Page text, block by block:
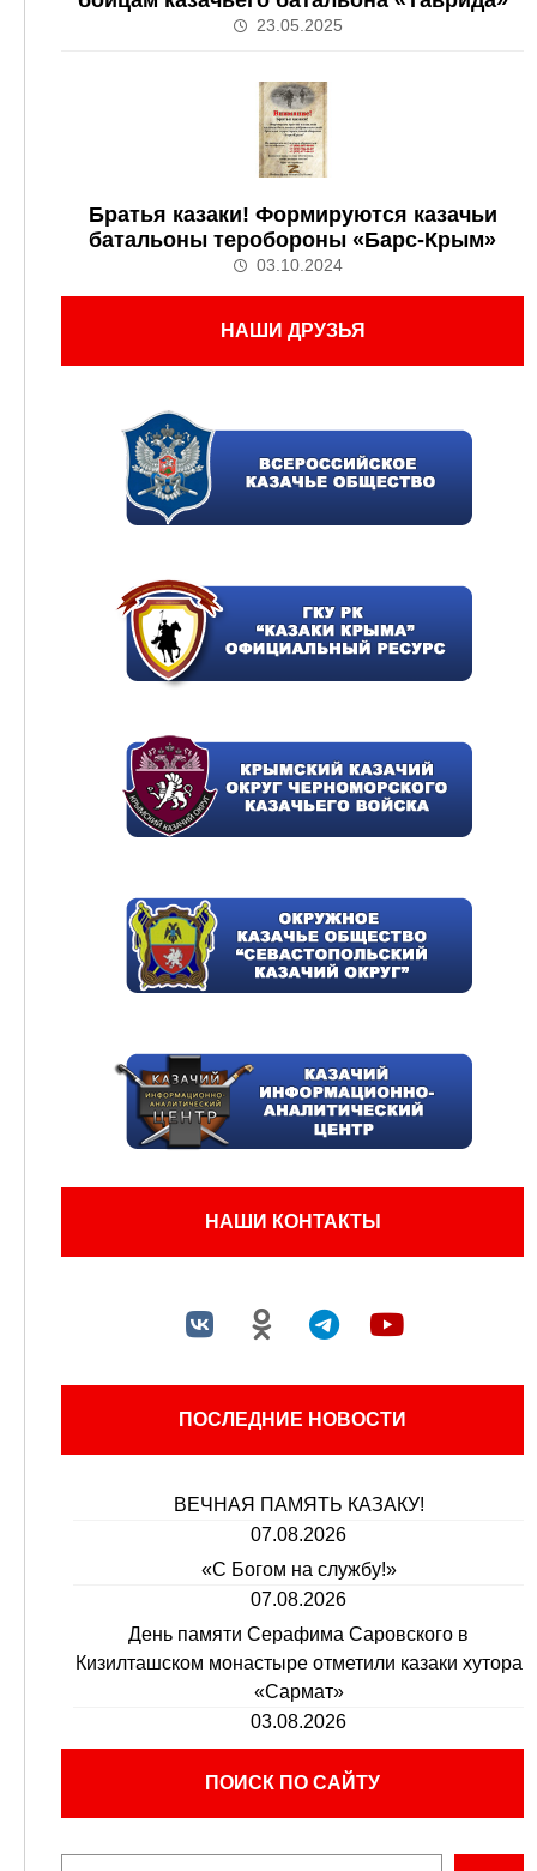
23.05.2025
Братья казаки! Формируются казачьи
батальоны теробороны «Барс-Крым»
03.10.2024
НАШИ ДРУЗЬЯ
НАШИ КОНТАКТЫ
ПОСЛЕДНИЕ НОВОСТИ
ВЕЧНАЯ ПАМЯТЬ КАЗАКУ!
07.08.2026
«С Богом на службу!»
07.08.2026
День памяти Серафима Саровского в
Кизилташском монастыре отметили казаки хутора
«Сармат»
03.08.2026
ПОИСК ПО САЙТУ